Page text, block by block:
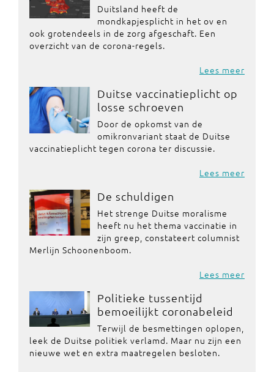
Duitsland heeft de
mondkapjesplicht in het ov en
ook grotendeels in de zorg afgeschaft. Een
overzicht van de corona-regels.
Lees meer
Duitse vaccinatieplicht op
losse schroeven
Door de opkomst van de
omikronvariant staat de Duitse
vaccinatieplicht tegen corona ter discussie.
Lees meer
De schuldigen
Het strenge Duitse moralisme
heeft nu het thema vaccinatie in
zijn greep, constateert columnist
Merlijn Schoonenboom.
Lees meer
Politieke tussentijd
bemoeilijkt coronabeleid
Terwijl de besmettingen oplopen,
leek de Duitse politiek verlamd. Maar nu zijn een
nieuwe wet en extra maatregelen besloten.